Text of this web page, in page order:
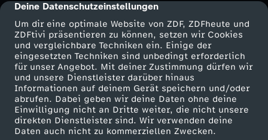
cmp-dialog-description
Deine Datenschutzeinstellungen
Um dir eine optimale Website von ZDF, ZDFheute und
ZDFtivi präsentieren zu können, setzen wir Cookies
und vergleichbare Techniken ein. Einige der
eingesetzten Techniken sind unbedingt erforderlich
für unser Angebot. Mit deiner Zustimmung dürfen wir
und unsere Dienstleister darüber hinaus
Informationen auf deinem Gerät speichern und/oder
abrufen. Dabei geben wir deine Daten ohne deine
Einwilligung nicht an Dritte weiter, die nicht unsere
direkten Dienstleister sind. Wir verwenden deine
Daten auch nicht zu kommerziellen Zwecken.
e
u
n
d
D
Mehr ZDF
ZDF-Apps
Smart TV
ZDFtext
Service
ZDFmitreden
Kontakt zum ZDF
Tickets